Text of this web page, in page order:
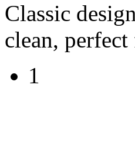
Classic
clean,
1